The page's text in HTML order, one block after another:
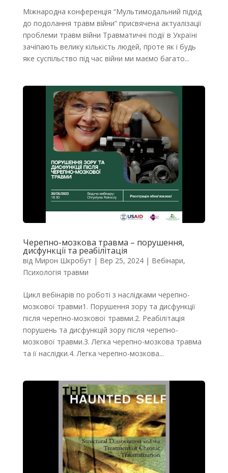
Міжнародна конференція “Мультимодальний підхід
до подолання травм війни” присвячена актуалізації
проблеми травм війни Травматичні події в Україні
зачіпають велику кількість людей, проте як і будь
яке суспільство під час війни ми маємо багато...
Черепно-мозкова травма – порушення,
дисфункції та реабілітація
від Мирон Шкробут | Вер 25, 2024| Вебінари,
Психологія травми
Цикл вебінарів по роботі з наслідками черепно-
мозкової травми1. Порушення зору та дисфункції
після черепно-мозкової травми.2. Реабілітація
порушень та дисфункцій зору після черепно-
мозкової травми.3. Легка черепно-мозкова травма
та ії наслідки.4. Легка черепно-мозкова...